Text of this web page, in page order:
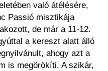
való átélésére,
Passió misztikája
de már a 11-12.
a kereszt alatt álló
ahogy azt a
is megörökíti. A szikár,